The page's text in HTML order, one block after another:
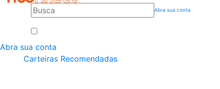
Abra sua conta
Abra sua conta
Carteiras Recomendadas